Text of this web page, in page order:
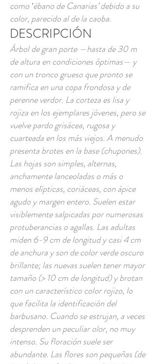
como ‛ébano de Canarias’ debido a su
color, parecido al de la caoba.
DESCRIPCIÓN
Árbol de gran porte —hasta de 30 m
de altura en condiciones óptimas— y
con un tronco grueso que pronto se
ramifica en una copa frondosa y de
perenne verdor. La corteza es lisa y
rojiza en los ejemplares jóvenes, pero se
vuelve pardo grisácea, rugosa y
cuarteada en los más viejos. A menudo
presenta brotes en la base (chupones).
Las hojas son simples, alternas,
anchamente lanceoladas o más o
menos elípticas, coriáceas, con ápice
agudo y margen entero. Suelen estar
visiblemente salpicadas por numerosas
protuberancias o agallas. Las adultas
miden 6-9 cm de longitud y casi 4 cm
de anchura y son de color verde oscuro
brillante; las nuevas suelen tener mayor
tamaño (> 10 cm de longitud) y brotan
con un característico color rojizo, lo
que facilita la identificación del
barbusano. Cuando se estrujan, a veces
desprenden un peculiar olor, no muy
intenso. Su floración suele ser
abundante. Las flores son pequeñas (de